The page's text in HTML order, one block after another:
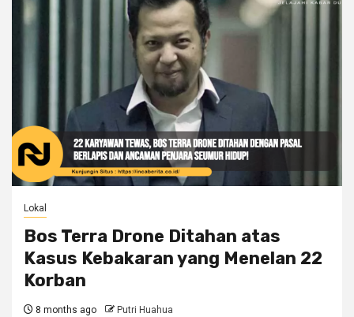
Lokal
Bos Terra Drone Ditahan atas
Kasus Kebakaran yang Menelan 22
Korban
8 months ago Putri Huahua